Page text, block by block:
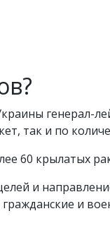
генерал-
так и по
60 крылатых
и
и